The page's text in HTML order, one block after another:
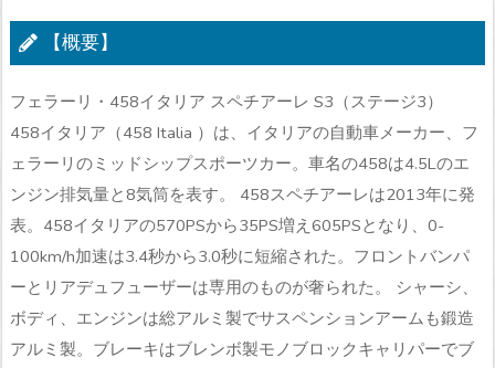
【概要】
フェラーリ・458イタリア スペチアーレ S3（ステージ3）
458イタリア（458 Italia ）は、イタリアの自動車メーカー、フ
ェラーリのミッドシップスポーツカー。車名の458は4.5Lのエ
ンジン排気量と8気筒を表す。 458スペチアーレは2013年に発
表。458イタリアの570PSから35PS増え605PSとなり、0-
100km/h加速は3.4秒から3.0秒に短縮された。フロントバンパ
ーとリアデュフューザーは専用のものが奢られた。 シャーシ、
ボディ、エンジンは総アルミ製でサスペンションアームも鍛造
アルミ製。ブレーキはブレンボ製モノブロックキャリパーでブ